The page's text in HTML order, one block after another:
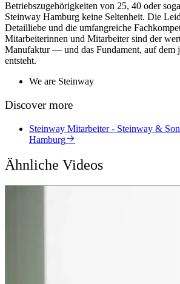
Betriebszugehörigkeiten von 25, 40 oder
Steinway Hamburg keine Seltenheit. Die
Detailliebe und die umfangreiche
Mitarbeiterinnen und Mitarbeiter sind der
Manufaktur — und das Fundament, auf dem
entsteht.
We are Steinway
Discover more
Steinway Mitarbeiter - Steinway &
Hamburg
Ähnliche Videos